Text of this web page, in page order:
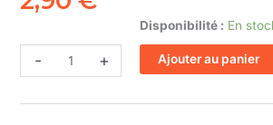
Disponibilité : En
-
de
CPA
Hospice
+ Ajouter au panier